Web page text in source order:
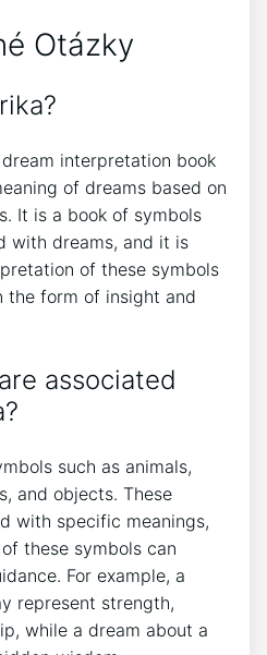
Otázky
interpretation book
of dreams based on
It is a book of symbols
with dreams, and it is
of these symbols
the form of insight and
associated
such as animals,
and objects. These
with specific meanings,
these symbols can
For example, a
represent strength,
while a dream about a